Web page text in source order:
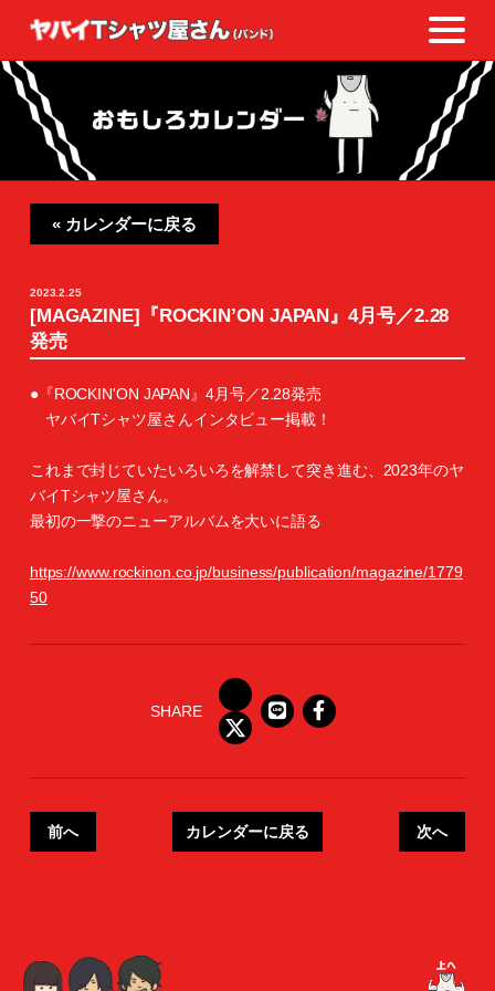
« カレンダーに戻る
2023.2.25
[MAGAZINE]『ROCKIN’ON JAPAN』4月号／2.28
発売
●『ROCKIN'ON JAPAN』4月号／2.28発売
ヤバイTシャツ屋さんインタビュー掲載！
これまで封じていたいろいろを解禁して突き進む、2023年のヤ
バイTシャツ屋さん。
最初の一撃のニューアルバムを大いに語る
https://www.rockinon.co.jp/business/publication/magazine/1779
50
SHARE
前へ カレンダーに戻る 次へ